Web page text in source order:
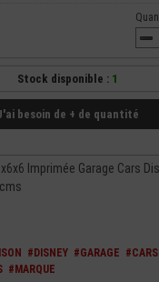
Stock disponible : 1
besoin de + de quantité
Imprimée Garage Cars
#DISNEY #GARAGE #CARS
#MARQUE